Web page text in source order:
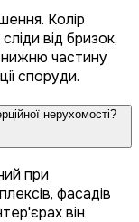
Колір
від бризок,
частину
споруди.
нерухомості?
при
фасадів
він